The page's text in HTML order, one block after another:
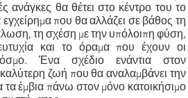
ανάγκες θα θέτει στο κέντρο του το
εγχείρημα που θα αλλάζει σε βάθος τη
τη σχέση με την υπόλοιπη φύση,
και το όραμα που έχουν οι
Ένα σχέδιο ενάντια στον
ζωή που θα αναλαμβάνει την
τα έμβια πάνω στον μόνο κατοικήσιμο